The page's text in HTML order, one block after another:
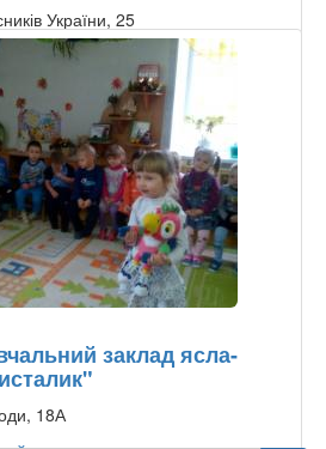
України, 25
заклад ясла-
18А